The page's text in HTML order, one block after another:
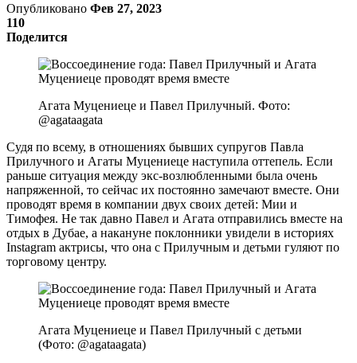
Опубликовано Фев 27, 2023
110
Поделится
Агата Муцениеце и Павел Прилучный. Фото:
@agataagata
Судя по всему, в отношениях бывших супругов Павла
Прилучного и Агаты Муцениеце наступила оттепель. Если
раньше ситуация между экс-возлюбленными была очень
напряженной, то сейчас их постоянно замечают вместе. Они
проводят время в компании двух своих детей: Мии и
Тимофея. Не так давно Павел и Агата отправились вместе на
отдых в Дубае, а накануне поклонники увидели в историях
Instagram актрисы, что она с Прилучным и детьми гуляют по
торговому центру.
Агата Муцениеце и Павел Прилучный с детьми
(Фото: @agataagata)